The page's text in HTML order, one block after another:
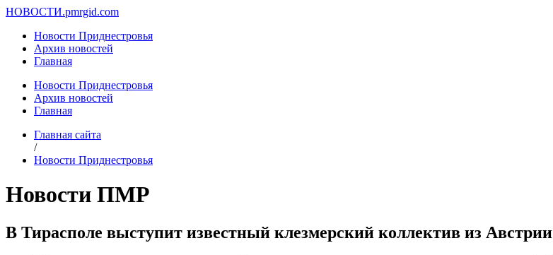
НОВОСТИ.pmrgid.com
Новости Приднестровья
Архив новостей
Главная
Новости Приднестровья
Архив новостей
Главная
Главная сайта
/
Новости Приднестровья
Новости ПМР
В Тирасполе выступит известный клезмерский коллектив из Австрии